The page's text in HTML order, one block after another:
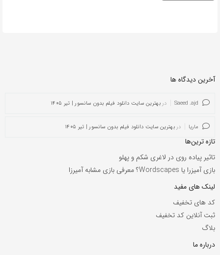
آخرین دیدگاه ها
Saeed .ajd در بهترین سایت دانلود فیلم بدون سانسور | تیر ۱۴۰۵
ماریا در بهترین سایت دانلود فیلم بدون سانسور | تیر ۱۴۰۵
تازه ترین‌ها
تاثیر پیاده روی در لاغری شکم و پهلو
بازی آمیزرا یا Wordscapes؟ معرفی بازی مشابه آمیرزا
لینک های مفید
کد های تخفیف
ثبت آنلاین کد تخفیف
بلاگ
درباره ما